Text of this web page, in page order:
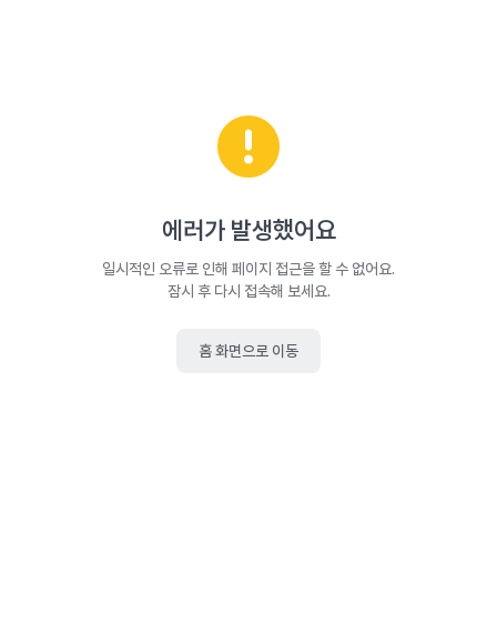
에러가 발생했어요
일시적인 오류로 인해 페이지 접근을 할 수 없어요.
잠시 후 다시 접속해 보세요.
홈 화면으로 이동